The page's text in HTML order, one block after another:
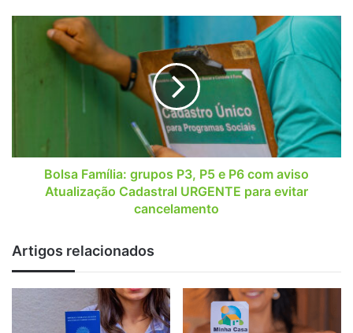
Família:
aviso
Atualização
Cadastral
cancelamento
Bolsa Família: grupos P3, P5 e P6 com aviso
Atualização Cadastral URGENTE para evitar
cancelamento
Artigos relacionados